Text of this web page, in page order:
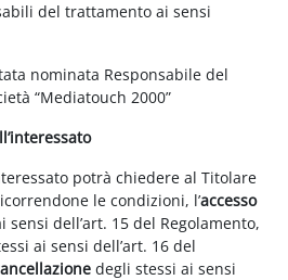
del trattamento ai sensi
nominata Responsabile del
“Mediatouch 2000”
potrà chiedere al Titolare
le condizioni, l’accesso
dell’art. 15 del Regolamento,
ai sensi dell’art. 16 del
degli stessi ai sensi